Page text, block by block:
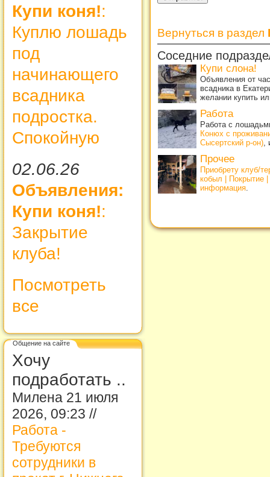
Купи коня!:
Куплю лошадь
под
начинающего
всадника
подростка.
Спокойную
02.06.26
Объявления:
Купи коня!:
Закрытие
клуба!
Посмотреть
все
Общение на сайте
Хочу
подработать ..
Милена 21 июля
2026, 09:23 //
Работа -
Требуются
сотрудники в
Вернуться в раздел
Соседние
Купи слона!
Объявления от
всадника в
желании купить
Работа
Работа с
Конюх с
Сысертский р-он)
Прочее
Приобрету клуб/
кобыл | Покрытие
информация